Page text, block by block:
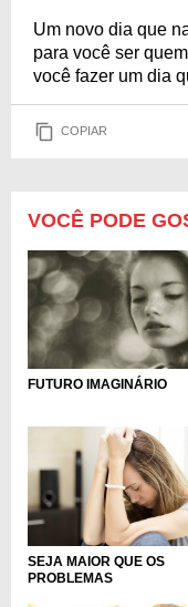
Um novo dia que
para você ser
você fazer um dia
COPIAR
VOCÊ PODE
FUTURO IMAGINÁRIO
SEJA MAIOR QUE OS
PROBLEMAS